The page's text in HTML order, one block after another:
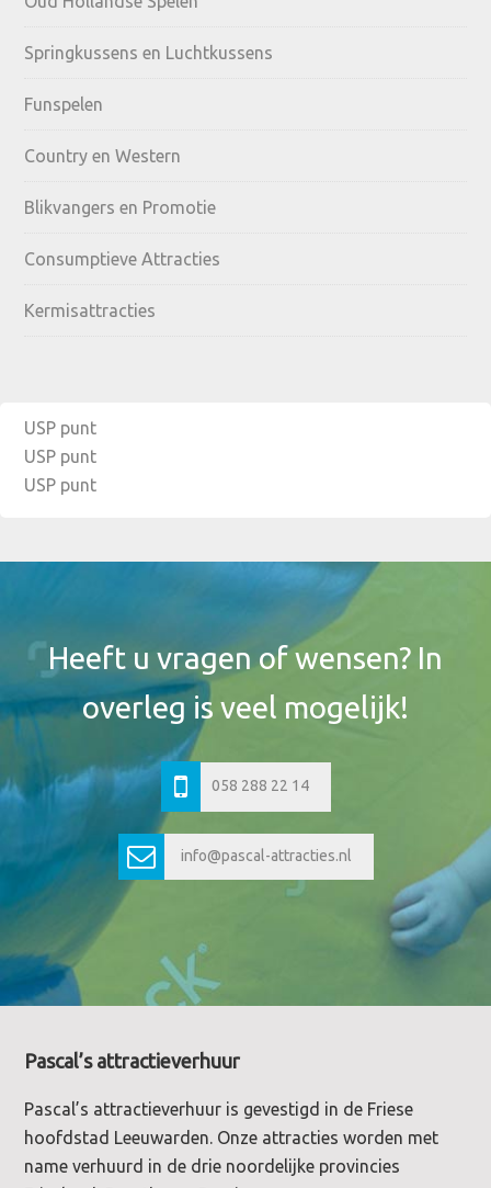
Springkussens en Luchtkussens
Funspelen
Country en Western
Blikvangers en Promotie
Consumptieve Attracties
Kermisattracties
USP punt
USP punt
USP punt
Widget
Header
Heeft u vragen of wensen? In
overleg is veel mogelijk!
058 288 22 14
info@pascal-attracties.nl
Footer
Pascal’s attractieverhuur
Pascal’s attractieverhuur is gevestigd in de Friese
hoofdstad Leeuwarden. Onze attracties worden met
name verhuurd in de drie noordelijke provincies